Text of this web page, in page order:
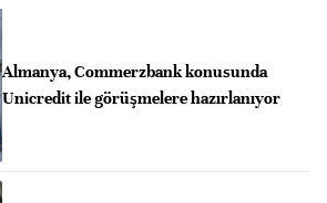
Almanya, Commerzbank konusunda
Unicredit ile görüşmelere hazırlanıyor